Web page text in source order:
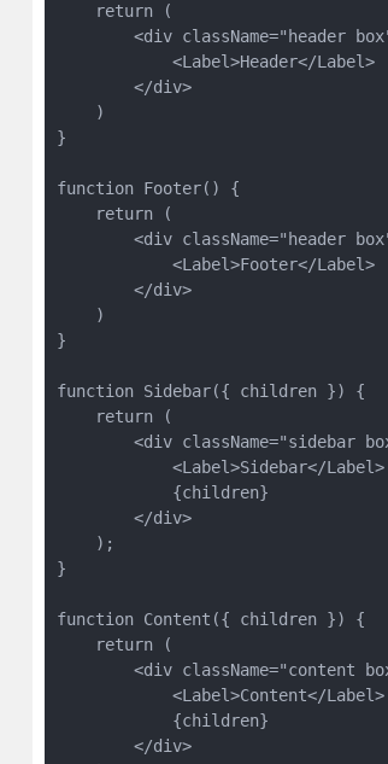
    return (
<div className="header
            <Label>Header</Label>
        </div>
    )
}
function Footer() {
    return (
<div className="header
            <Label>Footer</Label>
        </div>
    )
}
function Sidebar({ children }) {
    return (
<div className="sidebar
            <Label>Sidebar</Label>
            {children}
        </div>
    );
}
function Content({ children }) {
    return (
<div className="content
            <Label>Content</Label>
            {children}
        </div>